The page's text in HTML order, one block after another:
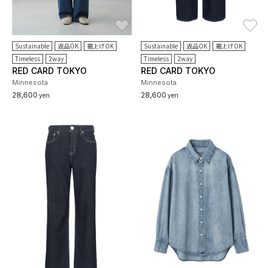
Sustainable 返品OK
裾上げOK
Timeless
2way
RED CARD TOKYO
Minnesota
28,600 yen
Sustainable 返品OK
裾上げOK
Timeless
2way
RED CARD TOKYO
Minnesota
28,600 yen